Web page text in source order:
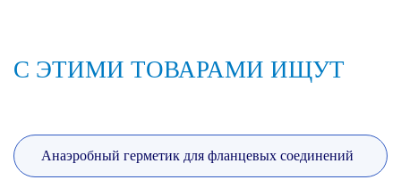
С ЭТИМИ ТОВАРАМИ ИЩУТ
Анаэробный герметик для фланцевых соединений